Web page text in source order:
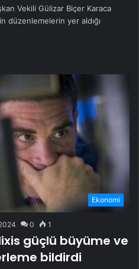
Vekili Gülizar Biçer Karaca
düzenlemelerin yer aldığı
Ekonomi
0 1
güçlü büyüme ve
bildirdi